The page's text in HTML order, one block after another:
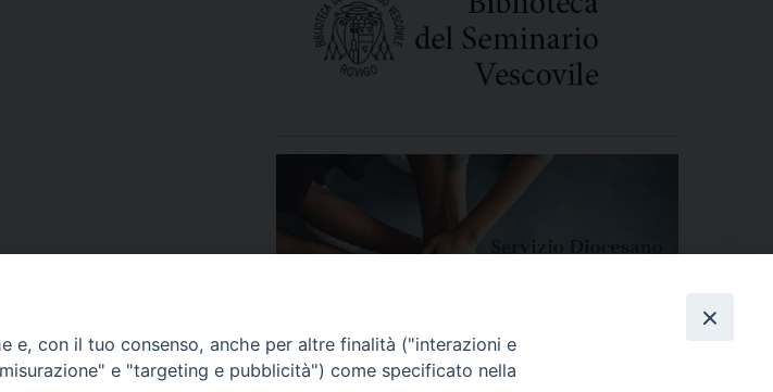
e, con il tuo consenso, anche per altre finalità ("interazioni e
e "targeting e pubblicità") come specificato nella